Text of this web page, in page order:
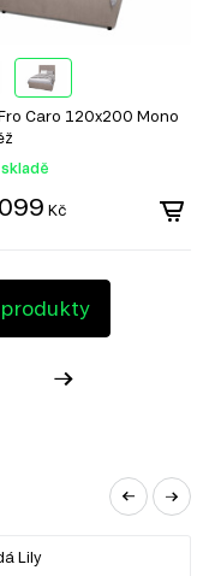
Caro 120x200 Mono
Kč
Lily